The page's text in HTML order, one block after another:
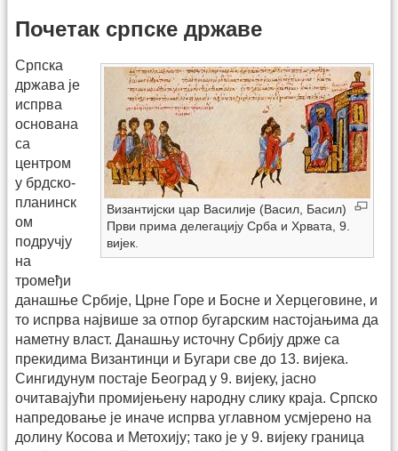
Почетак српске државе
Византијски цар Василије (Васил, Басил)
Први прима делегацију Срба и Хрвата, 9.
вијек.
Српска
држава је
испрва
основана
са
центром
у брдско-
планинск
ом
подручју
на
тромеђи
данашње Србије, Црне Горе и Босне и Херцеговине, и
то испрва највише за отпор бугарским настојањима да
наметну власт. Данашњу источну Србију држе са
прекидима Византинци и Бугари све до 13. вијека.
Сингидунум постаје Београд у 9. вијеку, јасно
очитавајући промијењену народну слику краја. Српско
напредовање је иначе испрва углавном усмјерено на
долину Косова и Метохију; тако је у 9. вијеку граница